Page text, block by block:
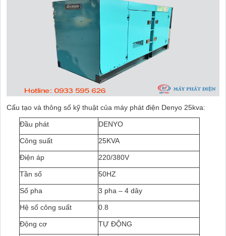
Cấu tạo và thông số kỹ thuật của máy phát điện Denyo 25kva:
Đầu phát DENYO
Công suất 25KVA
Điện áp 220/380V
Tần số 50HZ
Số pha 3 pha – 4 dây
Hệ số công suất 0.8
Động cơ TỰ ĐỘNG